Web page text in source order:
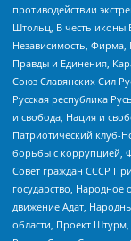
противодействии
Штольц, В честь иконы
Независимость,
Правды и Единения,
Союз Славянских Сил
Русская республика
и свобода, Нация и
Патриотический клуб-
борьбы с коррупцией,
Совет граждан СССР
государство,
движение Адат,
области, Проект